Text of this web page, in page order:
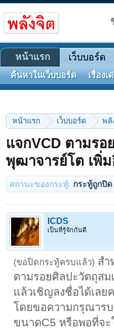
หน้าแรก เว็บบอร์ด พลั
แจกVCD ตามรอ
พุฒาจารย์โต เพิ่
สถานะของกระทู้: กระทู้ถูกปิ
ICDS
เป็นที่รู้จักกันดี
(ขอปิดกระทู้ครบแล้ว) สำ
ตามรอยศิลปะวัตถุส
แล้วเชิญลงชื่อได้เลย
โดยขอความกรุณาร
ขนาดC5 หรือพอที่จ
หน้าแรก เว็บบอร์ด
ค้นหาในเว็บบอร์ด เรื่องเ